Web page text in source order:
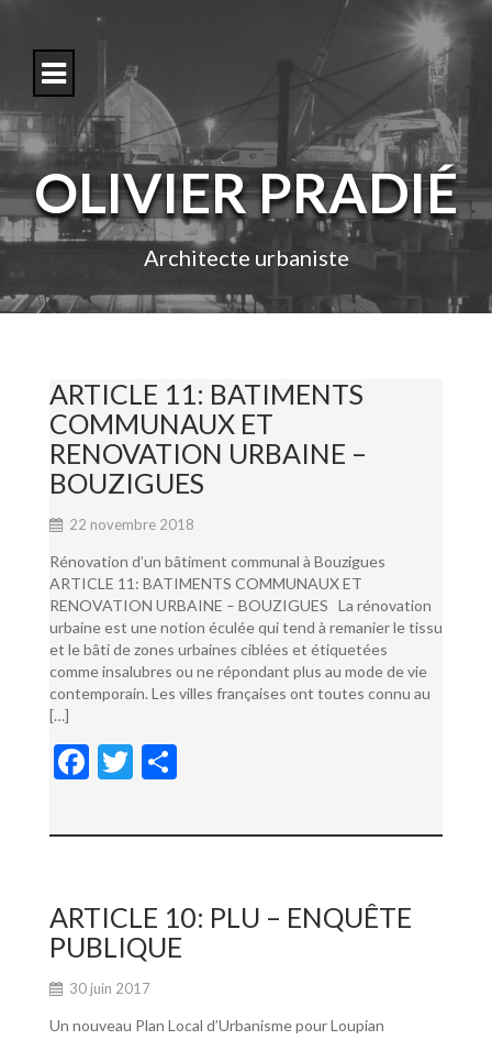
o
c
n
e
OLIVIER PRADIÉ
Architecte urbaniste
ARTICLE 11: BATIMENTS
COMMUNAUX ET
RENOVATION URBAINE –
BOUZIGUES
22 novembre 2018
Rénovation d’un bâtiment communal à Bouzigues
ARTICLE 11: BATIMENTS COMMUNAUX ET
RENOVATION URBAINE – BOUZIGUES La rénovation
urbaine est une notion éculée qui tend à remanier le tissu
et le bâti de zones urbaines ciblées et étiquetées
comme insalubres ou ne répondant plus au mode de vie
contemporain. Les villes françaises ont toutes connu au
[…]
F
e
o
o
k
T
itt ta
er
ARTICLE 10: PLU – ENQUÊTE
PUBLIQUE
30 juin 2017
Un nouveau Plan Local d’Urbanisme pour Loupian